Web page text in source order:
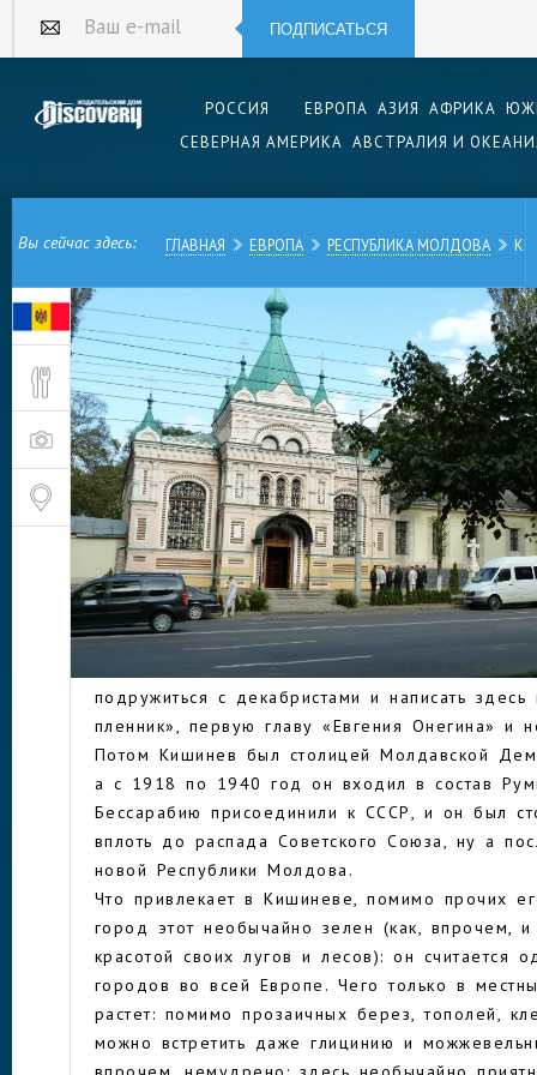
Ваш e-mail ПОДПИСАТЬСЯ
РОССИЯ ЕВРОПА АЗИЯ АФРИКА
СЕВЕРНАЯ АМЕРИКА АВСТРАЛИЯ И
Вы сейчас здесь: ГЛАВНАЯ ЕВРОПА РЕСПУБЛИКА МОЛДОВА
КИШИНЕВ
Столица гостеприимной Молдовы — город
самом сердце страны на реке Бык. Он стоит
как Иерусалим, и схож с древней столицей
Кишинев — город веселый, шумный, теплый,
достопримечательностей и весьма щедрый.
История Кишинева началась примерно в XV
тогда он впервые упоминается в
побывать и под османским игом, подвергался
разорениям, и был столицей Бессарабской
Российской империи. Сюда был выслан из
Сергеевич Пушкин, успевший за три года
подружиться с декабристами и написать здесь
пленник», первую главу «Евгения Онегина» и
Потом Кишинев был столицей Молдавской
а с 1918 по 1940 год он входил в состав
Бессарабию присоединили к СССР, и он был
вплоть до распада Советского Союза, ну а
новой Республики Молдова.
Что привлекает в Кишиневе, помимо прочих
город этот необычайно зелен (как, впрочем,
красотой своих лугов и лесов): он считается
городов во всей Европе. Чего только в
растет: помимо прозаичных берез, тополей,
можно встретить даже глицинию и